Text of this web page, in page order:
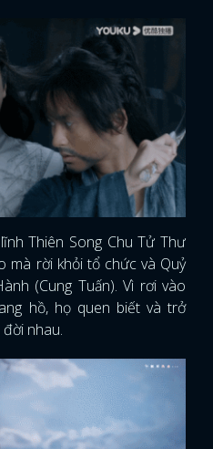
Thiên Song Chu Tử Thư
mà rời khỏi tổ chức và Quỷ
(Cung Tuấn). Vì rơi vào
hồ, họ quen biết và trở
nhau.